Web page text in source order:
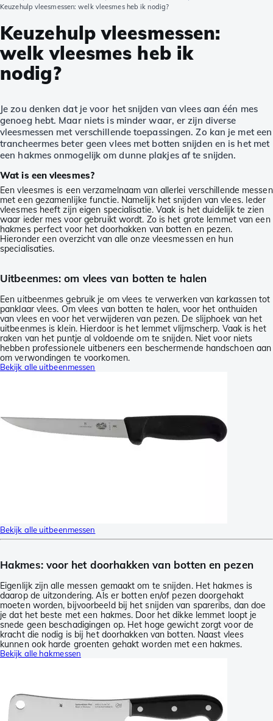
Keuzehulp vleesmessen: welk vleesmes heb ik nodig?
Keuzehulp vleesmessen:
welk vleesmes heb ik
nodig?
Je zou denken dat je voor het snijden van vlees aan één mes
genoeg hebt. Maar niets is minder waar, er zijn diverse
vleesmessen met verschillende toepassingen. Zo kan je met een
trancheermes beter geen vlees met botten snijden en is het met
een hakmes onmogelijk om dunne plakjes af te snijden.
Wat is een vleesmes?
Een vleesmes is een verzamelnaam van allerlei verschillende messen
met een gezamenlijke functie. Namelijk het snijden van vlees. Ieder
vleesmes heeft zijn eigen specialisatie. Vaak is het duidelijk te zien
waar ieder mes voor gebruikt wordt. Zo is het grote lemmet van een
hakmes perfect voor het doorhakken van botten en pezen.
Hieronder een overzicht van alle onze vleesmessen en hun
specialisaties.
Uitbeenmes: om vlees van botten te halen
Een uitbeenmes gebruik je om vlees te verwerken van karkassen tot
panklaar vlees. Om vlees van botten te halen, voor het onthuiden
van vlees en voor het verwijderen van pezen. De slijphoek van het
uitbeenmes is klein. Hierdoor is het lemmet vlijmscherp. Vaak is het
raken van het puntje al voldoende om te snijden. Niet voor niets
hebben professionele uitbeners een beschermende handschoen aan
om verwondingen te voorkomen.
Bekijk alle uitbeenmessen
Bekijk alle uitbeenmessen
Hakmes: voor het doorhakken van botten en pezen
Eigenlijk zijn alle messen gemaakt om te snijden. Het hakmes is
daarop de uitzondering. Als er botten en/of pezen doorgehakt
moeten worden, bijvoorbeeld bij het snijden van spareribs, dan doe
je dat het beste met een hakmes. Door het dikke lemmet loopt je
snede geen beschadigingen op. Het hoge gewicht zorgt voor de
kracht die nodig is bij het doorhakken van botten. Naast vlees
kunnen ook harde groenten gehakt worden met een hakmes.
Bekijk alle hakmessen